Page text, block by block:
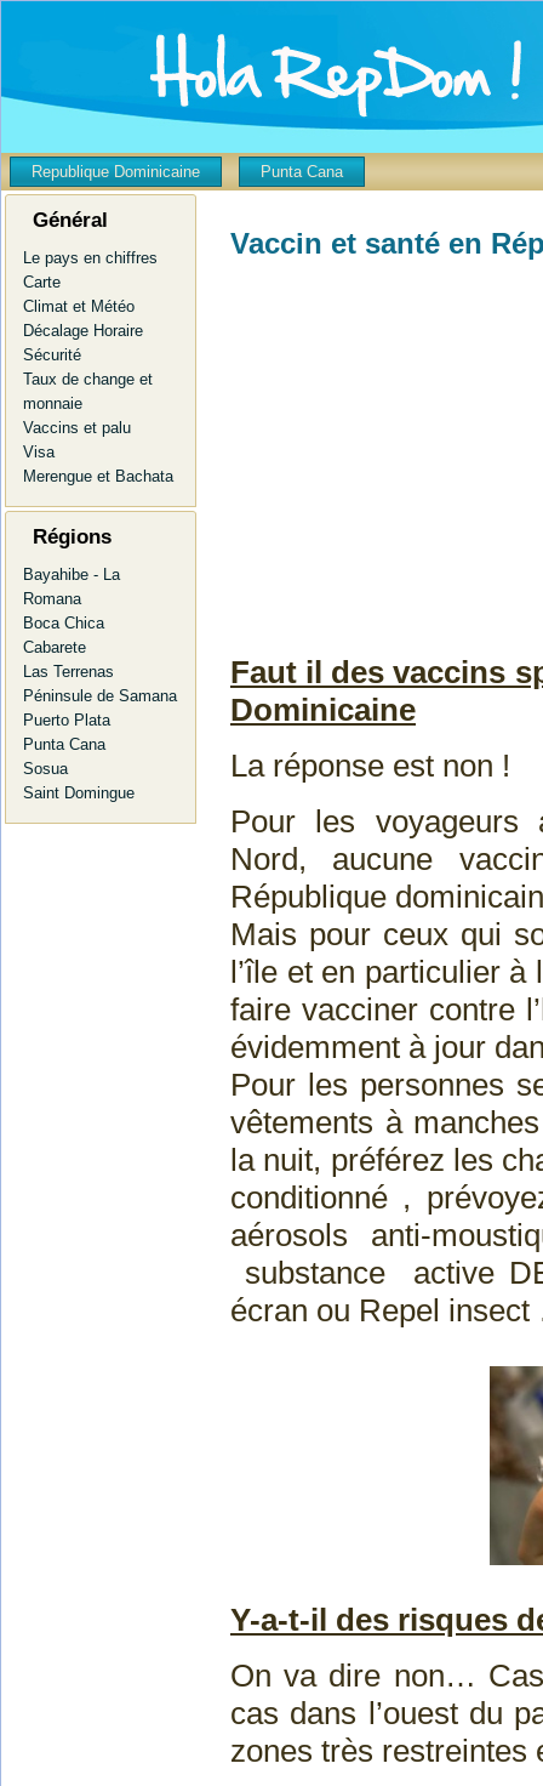
Republique Dominicaine Punta Cana
Général
Le pays en chiffres
Carte
Climat et Météo
Décalage Horaire
Sécurité
Taux de change et
monnaie
Vaccins et palu
Visa
Merengue et Bachata
Régions
Bayahibe - La
Romana
Boca Chica
Cabarete
Las Terrenas
Péninsule de Samana
Puerto Plata
Punta Cana
Sosua
Saint Domingue
Vaccin et santé en
Faut il des vaccins
Dominicaine
La réponse est non !
Pour les voyageurs
Nord, aucune
République
Mais pour ceux qui
l’île et en particulier à
faire vacciner contre
évidemment à jour
Pour les personnes
vêtements à
la nuit, préférez les
conditionné ,
aérosols anti-
substance active
écran ou Repel
Y-a-t-il des risques
On va dire non…
cas dans l’ouest du
zones très restreintes